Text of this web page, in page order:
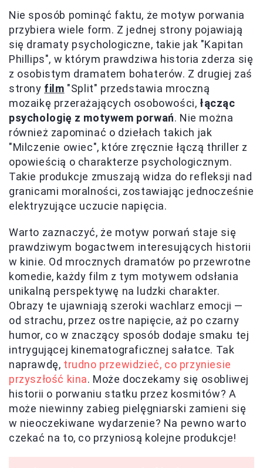
Nie sposób pominąć faktu, że motyw porwania
przybiera wiele form. Z jednej strony pojawiają
się dramaty psychologiczne, takie jak "Kapitan
Phillips", w którym prawdziwa historia zderza się
z osobistym dramatem bohaterów. Z drugiej zaś
strony film "Split" przedstawia mroczną
mozaikę przerażających osobowości,łącząc
psychologię z motywem porwań. Nie można
również zapominać o dziełach takich jak
"Milczenie owiec", które zręcznie łączą thriller z
opowieścią o charakterze psychologicznym.
Takie produkcje zmuszają widza do refleksji nad
granicami moralności, zostawiając jednocześnie
elektryzujące uczucie napięcia.
Warto zaznaczyć, że motyw porwań staje się
prawdziwym bogactwem interesujących historii
w kinie. Od mrocznych dramatów po przewrotne
komedie, każdy film z tym motywem odsłania
unikalną perspektywę na ludzki charakter.
Obrazy te ujawniają szeroki wachlarz emocji —
od strachu, przez ostre napięcie, aż po czarny
humor, co w znaczący sposób dodaje smaku tej
intrygującej kinematograficznej sałatce. Tak
naprawdę, trudno przewidzieć, co przyniesie
przyszłość kina. Może doczekamy się osobliwej
historii o porwaniu statku przez kosmitów? A
może niewinny zabieg pielęgniarski zamieni się
w nieoczekiwane wydarzenie? Na pewno warto
czekać na to, co przyniosą kolejne produkcje!